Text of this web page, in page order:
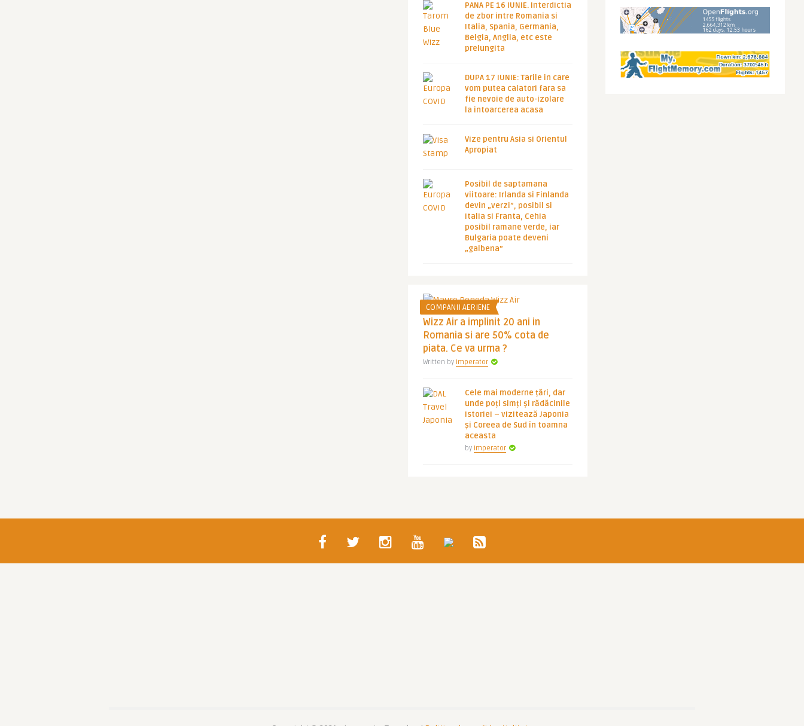
PANA PE 16 IUNIE. Interdictia
de zbor intre Romania si
Italia, Spania, Germania,
Belgia, Anglia, etc este
prelungita
DUPA 17 IUNIE: Tarile in care
vom putea calatori fara sa
fie nevoie de auto-izolare
la intoarcerea acasa
Vize pentru Asia si Orientul
Apropiat
Posibil de saptamana
viitoare: Irlanda si Finlanda
devin „verzi”, posibil si
Italia si Franta, Cehia
posibil ramane verde, iar
Bulgaria poate deveni
„galbena”
COMPANII AERIENE
Wizz Air a implinit 20 ani in
Romania si are 50% cota de
piata. Ce va urma ?
Written by Imperator
Cele mai moderne țări, dar
unde poți simți și rădăcinile
istoriei – vizitează Japonia
și Coreea de Sud în toamna
aceasta
by Imperator